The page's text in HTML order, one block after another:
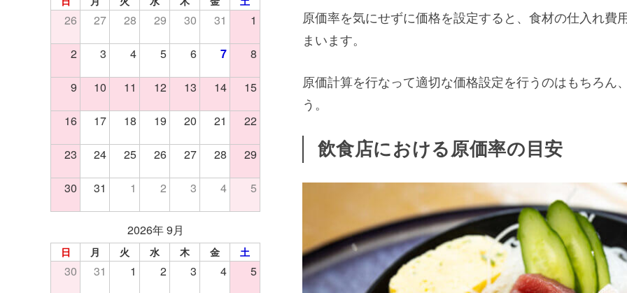
原価率を気にせずに価格を設定すると、食材の仕入れ費
まいます。
原価計算を行なって適切な価格設定を行うのはもちろん
う。
飲食店における原価率の目安
26 27 28 29 30 31 1
2 3 4 5 6 7 8
9 10 11 12 13 14 15
16 17 18 19 20 21 22
23 24 25 26 27 28 29
30 31 1 2 3 4 5
2026年 9月
日 月 火 水 木 金 土
30 31 1 2 3 4 5